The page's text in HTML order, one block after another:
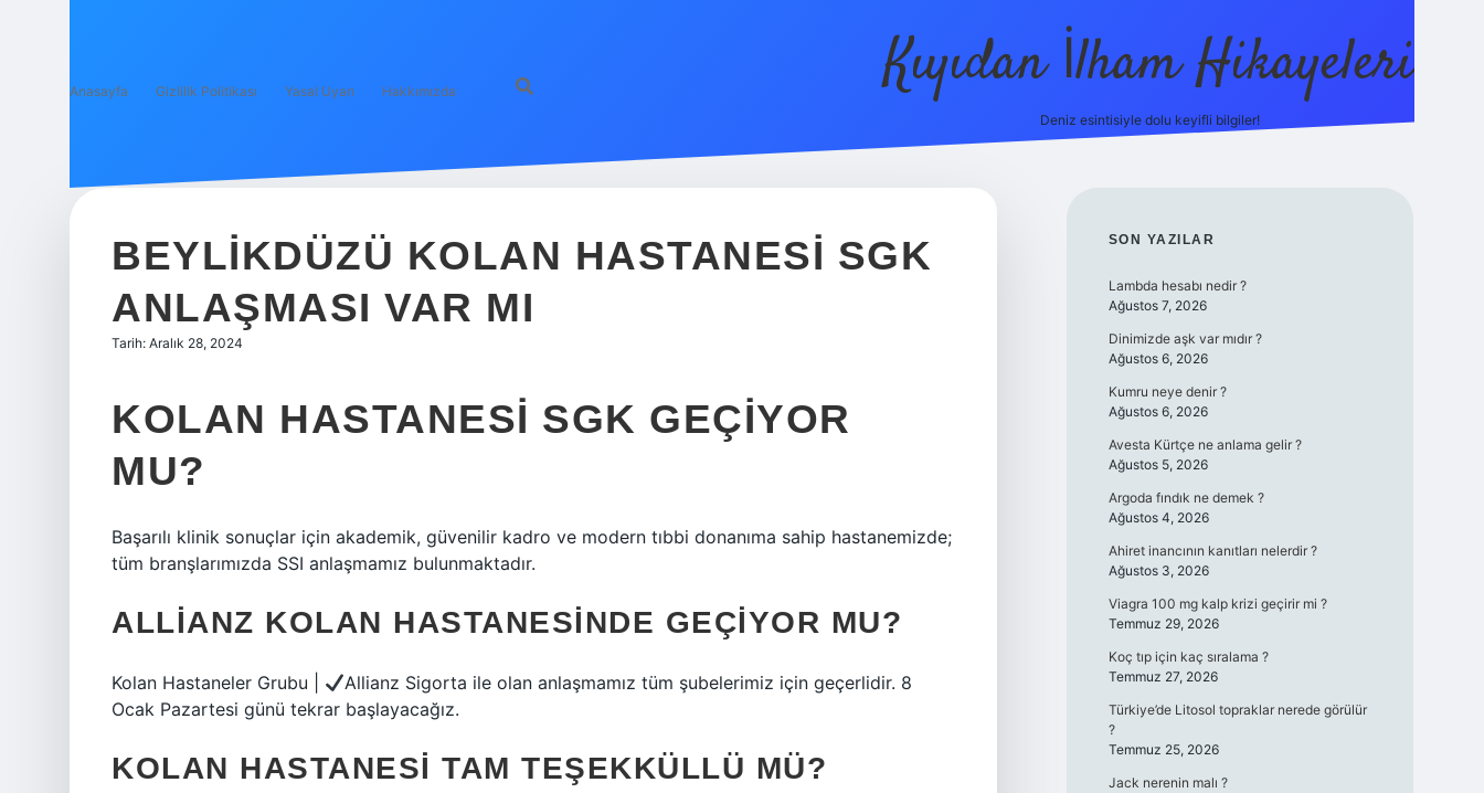
Anasayfa Gizlilik Politikası Yasal Uyarı Hakkımızda Kıyıdan İlham Hikayeleri
Deniz esintisiyle dolu keyifli bilgiler!
BEYLIKDÜZÜ KOLAN HASTANESI SGK
ANLAŞMASI VAR MI
Tarih: Aralık 28, 2024
KOLAN HASTANESI SGK GEÇIYOR
MU?
Başarılı klinik sonuçlar için akademik, güvenilir kadro ve modern tıbbi donanıma sahip hastanemizde;
tüm branşlarımızda SSI anlaşmamız bulunmaktadır.
ALLIANZ KOLAN HASTANESINDE GEÇIYOR MU?
Kolan Hastaneler Grubu |
Allianz Sigorta ile olan anlaşmamız tüm şubelerimiz için geçerlidir. 8
Ocak Pazartesi günü tekrar başlayacağız.
KOLAN HASTANESI TAM TEŞEKKÜLLÜ MÜ?
SIDEBAR
SON YAZILAR
Lambda hesabı nedir ?
Ağustos 7, 2026
Dinimizde aşk var mıdır ?
Ağustos 6, 2026
Kumru neye denir ?
Ağustos 6, 2026
Avesta Kürtçe ne anlama gelir ?
Ağustos 5, 2026
Argoda fındık ne demek ?
Ağustos 4, 2026
Ahiret inancının kanıtları nelerdir ?
Ağustos 3, 2026
Viagra 100 mg kalp krizi geçirir mi ?
Temmuz 29, 2026
Koç tıp için kaç sıralama ?
Temmuz 27, 2026
Türkiye’de Litosol topraklar nerede görülür
?
Temmuz 25, 2026
Jack nerenin malı ?